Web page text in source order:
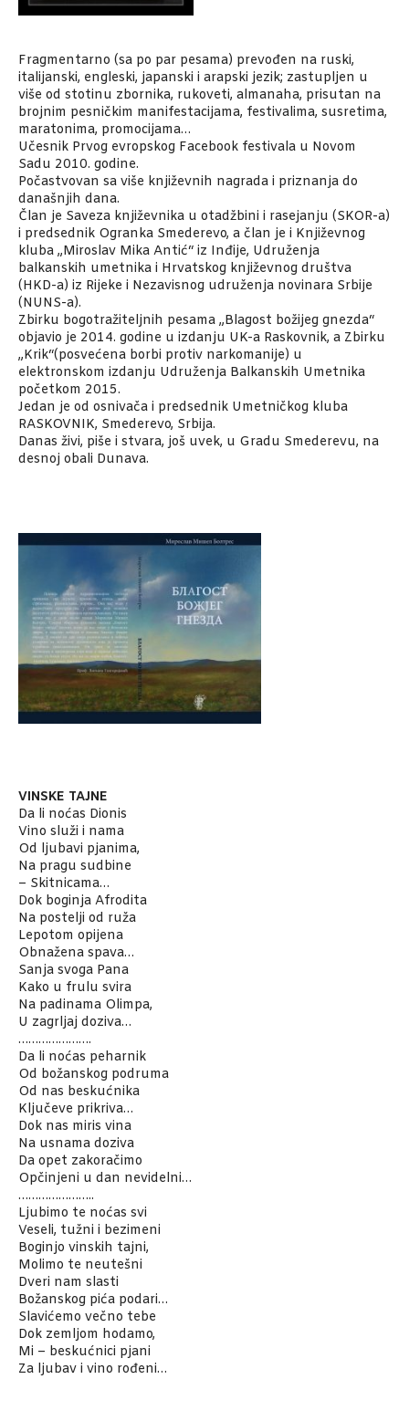
Fragmentarno (sa po par pesama) prevođen na ruski,
italijanski, engleski, japanski i arapski jezik; zastupljen u
više od stotinu zbornika, rukoveti, almanaha, prisutan na
brojnim pesničkim manifestacijama, festivalima, susretima,
maratonima, promocijama…
Učesnik Prvog evropskog Facebook festivala u Novom
Sadu 2010. godine.
Počastvovan sa više književnih nagrada i priznanja do
današnjih dana.
Član je Saveza književnika u otadžbini i rasejanju (SKOR-a)
i predsednik Ogranka Smederevo, a član je i Književnog
kluba „Miroslav Mika Antić“ iz Inđije, Udruženja
balkanskih umetnika i Hrvatskog književnog društva
(HKD-a) iz Rijeke i Nezavisnog udruženja novinara Srbije
(NUNS-a).
Zbirku bogotražiteljnih pesama „Blagost božijeg gnezda“
objavio je 2014. godine u izdanju UK-a Raskovnik, a Zbirku
„Krik“(posvećena borbi protiv narkomanije) u
elektronskom izdanju Udruženja Balkanskih Umetnika
početkom 2015.
Jedan je od osnivača i predsednik Umetničkog kluba
RASKOVNIK, Smederevo, Srbija.
Danas živi, piše i stvara, još uvek, u Gradu Smederevu, na
desnoj obali Dunava.
VINSKE TAJNE
Da li noćas Dionis
Vino služi i nama
Od ljubavi pjanima,
Na pragu sudbine
– Skitnicama…
Dok boginja Afrodita
Na postelji od ruža
Lepotom opijena
Obnažena spava…
Sanja svoga Pana
Kako u frulu svira
Na padinama Olimpa,
U zagrljaj doziva…
………………….
Da li noćas peharnik
Od božanskog podruma
Od nas beskućnika
Ključeve prikriva…
Dok nas miris vina
Na usnama doziva
Da opet zakoračimo
Opčinjeni u dan nevidelni…
…………………..
Ljubimo te noćas svi
Veseli, tužni i bezimeni
Boginjo vinskih tajni,
Molimo te neutešni
Dveri nam slasti
Božanskog pića podari…
Slavićemo večno tebe
Dok zemljom hodamo,
Mi – beskućnici pjani
Za ljubav i vino rođeni…